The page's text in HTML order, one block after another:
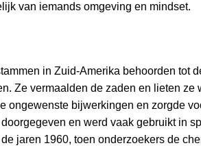
van iemands omgeving en mindset.
in Zuid-Amerika behoorden tot
Ze vermaalden de zaden en lieten ze
ongewenste bijwerkingen en zorgde
en werd vaak gebruikt in
jaren 1960, toen onderzoekers de